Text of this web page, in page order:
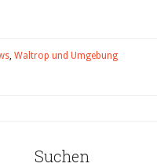
, Waltrop und Umgebung
Suchen